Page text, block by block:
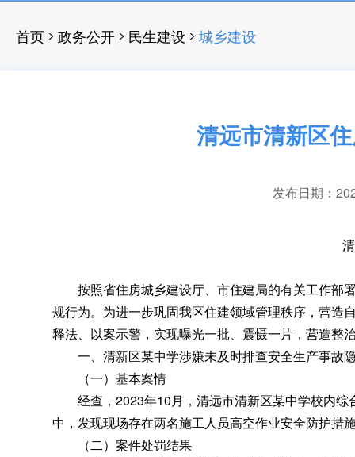
首页 > 政务公开 > 民生建设 > 城乡建设
清远市清新区
发布日期：
清
按照省住房城乡建设厅、市住建局的有关工作部
规行为。 为进一步巩固我区住建领域管理秩序，营造
释法、以案示警，实现曝光一批、震慑一片 ， 营造整
一、清新区某中学涉嫌未及时排查安全生产事故
（一）基本案情
经查 ， 2023年10月，清远市清新区某中学校内
中，发现现场存在两名施工人员高空作业安全防护措
（二）案件处罚结果